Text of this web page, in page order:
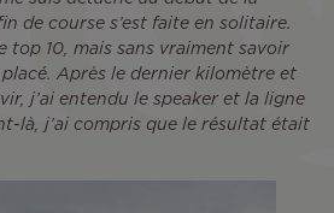
de course s’est faite en solitaire.
top 10, mais sans vraiment savoir
Après le dernier kilomètre et
j’ai entendu le speaker et la ligne
là, j’ai compris que le résultat était